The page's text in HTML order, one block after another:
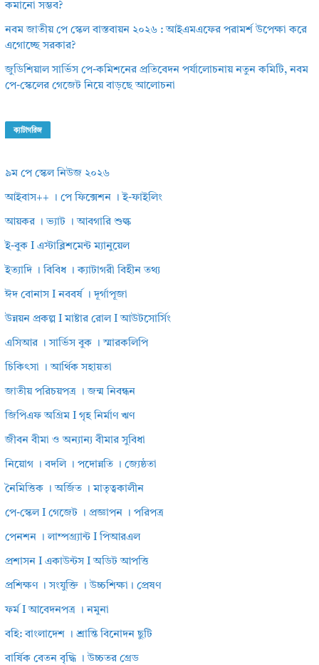
কমানো সম্ভব?
নবম জাতীয় পে স্কেল বাস্তবায়ন ২০২৬ : আইএমএফের পরামর্শ উপেক্ষা করে
এগোচ্ছে সরকার?
জুডিশিয়াল সার্ভিস পে-কমিশনের প্রতিবেদন পর্যালোচনায় নতুন কমিটি, নবম
পে-স্কেলের গেজেট নিয়ে বাড়ছে আলোচনা
ক্যাটাগরিজ
৯ম পে স্কেল নিউজ ২০২৬
আইবাস++ । পে ফিক্সেশন । ই-ফাইলিং
আয়কর । ভ্যাট । আবগারি শুল্ক
ই-বুক I এস্টাব্লিশমেন্ট ম্যানুয়েল
ইত্যাদি । বিবিধ । ক্যাটাগরী বিহীন তথ্য
ঈদ বোনাস I নববর্ষ । দূর্গাপূজা
উন্নয়ন প্রকল্প I মাষ্টার রোল I আউটসোর্সিং
এসিআর । সার্ভিস বুক । স্মারকলিপি
চিকিৎসা । আর্থিক সহায়তা
জাতীয় পরিচয়পত্র । জন্ম নিবন্ধন
জিপিএফ অগ্রিম I গৃহ নির্মাণ ঋণ
জীবন বীমা ও অন্যান্য বীমার সুবিধা
নিয়োগ । বদলি । পদোন্নতি । জ্যেষ্ঠতা
নৈমিত্তিক । অর্জিত । মাতৃত্বকালীন
পে-স্কেল I গেজেট । প্রজ্ঞাপন । পরিপত্র
পেনশন । লাম্পগ্র্যান্ট I পিআরএল
প্রশাসন I একাউন্টস I অডিট আপত্তি
প্রশিক্ষণ । সংযুক্তি । উচ্চশিক্ষা। প্রেষণ
ফর্ম I আবেদনপত্র । নমুনা
বহি: বাংলাদেশ । শ্রান্তি বিনোদন ছুটি
বার্ষিক বেতন বৃদ্ধি । উচ্চতর গ্রেড